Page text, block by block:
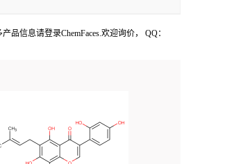
品信息请登录ChemFaces.欢迎询价， QQ：